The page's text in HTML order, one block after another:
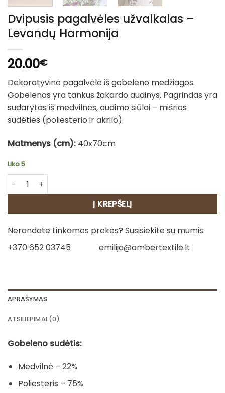
Dvipusis pagalvėles užvalkalas –
Levandų Harmonija
20.00€
Dekoratyvinė pagalvėlė iš gobeleno medžiagos.
Gobelenas yra tankus žakardo audinys. Pagrindas yra
sudarytas iš medvilnės, audimo siūlai – mišrios
sudėties (poliesterio ir akrilo).
Matmenys (cm): 40x70cm
Liko 5
produkto kiekis: Dvipusis pagalvėles užvalkalas -
Į KREPŠELĮ
Nerandate tinkamos prekės? Susisiekite su mumis:
+370 652 03745
emilija@ambertextile.lt
APRAŠYMAS
ATSILIEPIMAI (0)
Gobeleno sudėtis:
Medvilnė – 22%
Poliesteris – 75%